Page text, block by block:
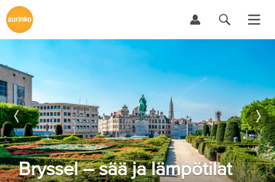
Bryssel – sää ja lämpötilat